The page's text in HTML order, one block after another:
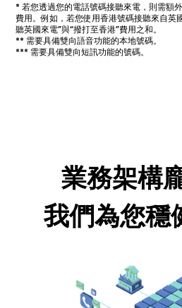
* 若您透過您的電話號碼接聽來電，則需額
費用。例如，若您使用香港號碼接聽來自英
聽英國來電”與“撥打至香港”費用之和。
** 需要具備雙向語音功能的本地號碼。
*** 需要具備雙向短訊功能的號碼。
業務架構
我們為您穩